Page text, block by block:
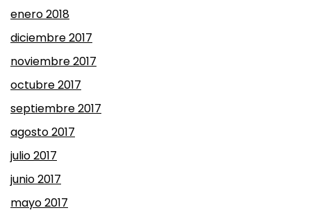
enero 2018
diciembre 2017
noviembre 2017
octubre 2017
septiembre 2017
agosto 2017
julio 2017
junio 2017
mayo 2017